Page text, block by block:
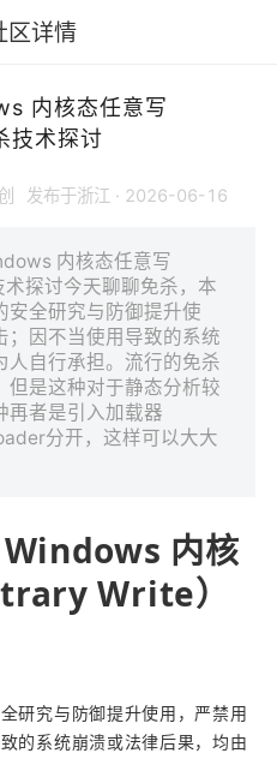
区详情
拉刷新
内核态任意写
技术探讨
发布于浙江 · 2026-06-16
内核态任意写
探讨今天聊聊免杀，本
安全研究与防御提升使
；因不当使用导致的系统
人自行承担。流行的免杀
但是这种对于静态分析较
再者是引入加载器
分开，这样可以大大
Windows 内核
Write）
研究与防御提升使用，严禁用
的系统崩溃或法律后果，均由